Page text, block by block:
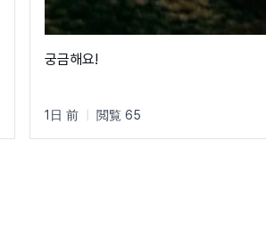
궁금해요!
1日 前 閲覧 65